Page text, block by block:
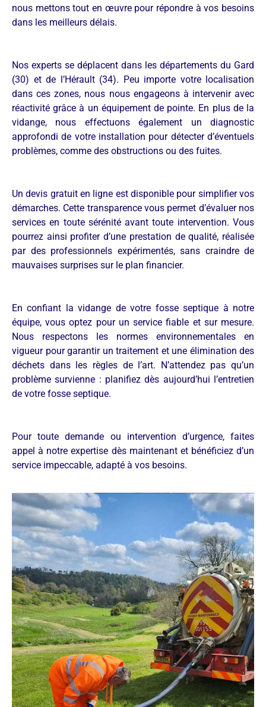
nous mettons tout en œuvre pour répondre à vos besoins
dans les meilleurs délais.
Nos experts se déplacent dans les départements du Gard
(30) et de l’Hérault (34). Peu importe votre localisation
dans ces zones, nous nous engageons à intervenir avec
réactivité grâce à un équipement de pointe. En plus de la
vidange, nous effectuons également un diagnostic
approfondi de votre installation pour détecter d’éventuels
problèmes, comme des obstructions ou des fuites.
Un devis gratuit en ligne est disponible pour simplifier vos
démarches. Cette transparence vous permet d’évaluer nos
services en toute sérénité avant toute intervention. Vous
pourrez ainsi profiter d’une prestation de qualité, réalisée
par des professionnels expérimentés, sans craindre de
mauvaises surprises sur le plan financier.
En confiant la vidange de votre fosse septique à notre
équipe, vous optez pour un service fiable et sur mesure.
Nous respectons les normes environnementales en
vigueur pour garantir un traitement et une élimination des
déchets dans les règles de l’art. N’attendez pas qu’un
problème survienne : planifiez dès aujourd’hui l’entretien
de votre fosse septique.
Pour toute demande ou intervention d’urgence, faites
appel à notre expertise dès maintenant et bénéficiez d’un
service impeccable, adapté à vos besoins.